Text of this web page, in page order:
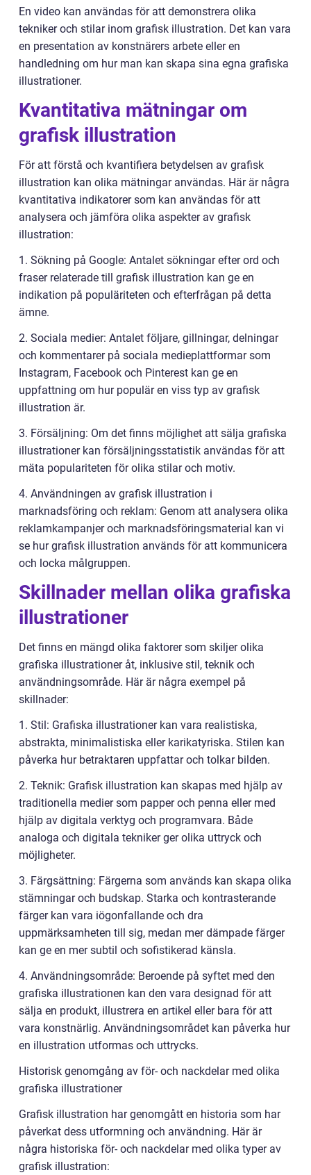
En video kan användas för att demonstrera olika
tekniker och stilar inom grafisk illustration. Det kan vara
en presentation av konstnärers arbete eller en
handledning om hur man kan skapa sina egna grafiska
illustrationer.
Kvantitativa mätningar om
grafisk illustration
För att förstå och kvantifiera betydelsen av grafisk
illustration kan olika mätningar användas. Här är några
kvantitativa indikatorer som kan användas för att
analysera och jämföra olika aspekter av grafisk
illustration:
1. Sökning på Google: Antalet sökningar efter ord och
fraser relaterade till grafisk illustration kan ge en
indikation på populäriteten och efterfrågan på detta
ämne.
2. Sociala medier: Antalet följare, gillningar, delningar
och kommentarer på sociala medieplattformar som
Instagram, Facebook och Pinterest kan ge en
uppfattning om hur populär en viss typ av grafisk
illustration är.
3. Försäljning: Om det finns möjlighet att sälja grafiska
illustrationer kan försäljningsstatistik användas för att
mäta populariteten för olika stilar och motiv.
4. Användningen av grafisk illustration i
marknadsföring och reklam: Genom att analysera olika
reklamkampanjer och marknadsföringsmaterial kan vi
se hur grafisk illustration används för att kommunicera
och locka målgruppen.
Skillnader mellan olika grafiska
illustrationer
Det finns en mängd olika faktorer som skiljer olika
grafiska illustrationer åt, inklusive stil, teknik och
användningsområde. Här är några exempel på
skillnader:
1. Stil: Grafiska illustrationer kan vara realistiska,
abstrakta, minimalistiska eller karikatyriska. Stilen kan
påverka hur betraktaren uppfattar och tolkar bilden.
2. Teknik: Grafisk illustration kan skapas med hjälp av
traditionella medier som papper och penna eller med
hjälp av digitala verktyg och programvara. Både
analoga och digitala tekniker ger olika uttryck och
möjligheter.
3. Färgsättning: Färgerna som används kan skapa olika
stämningar och budskap. Starka och kontrasterande
färger kan vara iögonfallande och dra
uppmärksamheten till sig, medan mer dämpade färger
kan ge en mer subtil och sofistikerad känsla.
4. Användningsområde: Beroende på syftet med den
grafiska illustrationen kan den vara designad för att
sälja en produkt, illustrera en artikel eller bara för att
vara konstnärlig. Användningsområdet kan påverka hur
en illustration utformas och uttrycks.
Historisk genomgång av för- och nackdelar med olika
grafiska illustrationer
Grafisk illustration har genomgått en historia som har
påverkat dess utformning och användning. Här är
några historiska för- och nackdelar med olika typer av
grafisk illustration: